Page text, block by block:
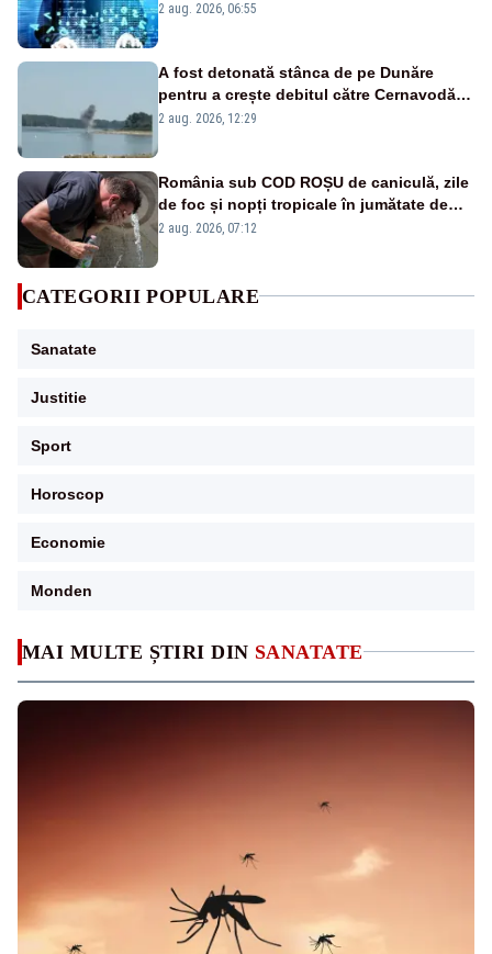
MAI MULTE ȘTIRI DIN SANATATE
victime pe Facebook și WhatsApp
2 aug. 2026, 06:55
A fost detonată stânca de pe Dunăre
pentru a crește debitul către Cernavodă –
VIDEO
2 aug. 2026, 12:29
România sub COD ROȘU de caniculă, zile
de foc și nopți tropicale în jumătate de
țară
2 aug. 2026, 07:12
CATEGORII POPULARE
Sanatate
Justitie
Sport
Horoscop
Economie
Monden